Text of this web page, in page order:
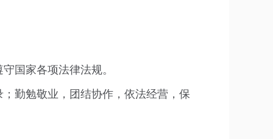
国家各项法律法规。
勤勉敬业，团结协作，依法经营，保